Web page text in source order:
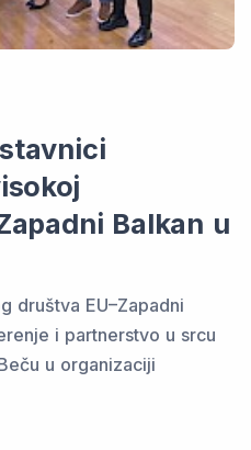
Balkan u
društva EU–Zapadni
i partnerstvo u srcu
u organizaciji